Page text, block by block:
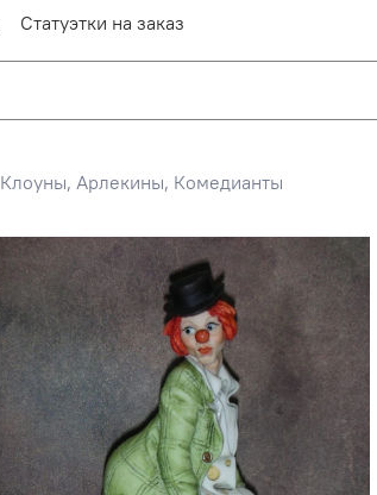
Статуэтки на заказ
Клоуны, Арлекины, Комедианты